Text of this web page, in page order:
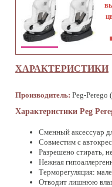
ХАРАКТЕРИСТИКИ
Производитель: Peg-Perego
Характеристики Peg
Сменный аксессуар
Совместим с
Разрешено стирать,
Нежная
Терморегуляция:
Отводит лишнюю